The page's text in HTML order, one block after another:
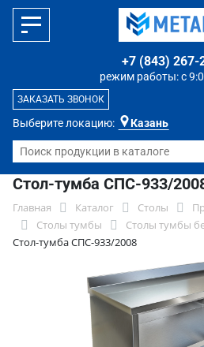
Выберите локацию: Казань
режим работы: с
+7 (843) 267-
ЗАКАЗАТЬ ЗВОНОК
Стол-тумба СПС-933/
Главная Каталог Столы
Столы тумбы
Столы тумбы
Стол-тумба СПС-933/2008